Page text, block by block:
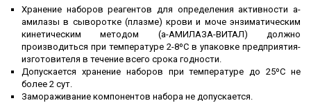
Хранение наборов реагентов для определения активности а-
амилазы в сыворотке (плазме) крови и моче энзиматическим
кинетическим методом (а-АМИЛАЗА-ВИТАЛ) должно
производиться при температуре 2-8ºС в упаковке предприятия-
изготовителя в течение всего срока годности.
Допускается хранение наборов при температуре до 25ºС не
более 2 сут.
Замораживание компонентов набора не допускается.